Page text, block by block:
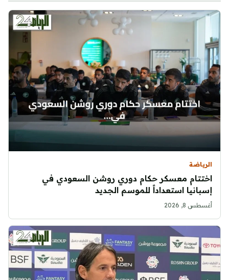
الرياضة
اختتام معسكر حكام دوري روشن السعودي في
إسبانيا استعداداً للموسم الجديد
أغسطس 8, 2026